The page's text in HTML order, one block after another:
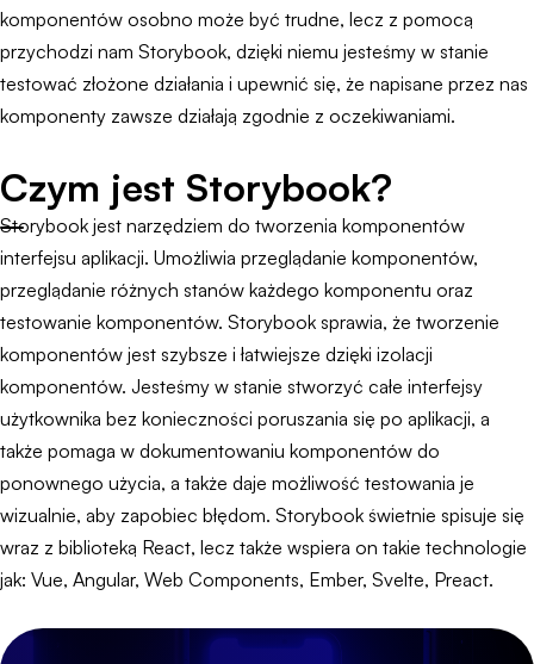
komponentów osobno może być trudne, lecz z pomocą
przychodzi nam Storybook, dzięki niemu jesteśmy w stanie
testować złożone działania i upewnić się, że napisane przez nas
komponenty zawsze działają zgodnie z oczekiwaniami.
Czym jest Storybook?
Storybook jest narzędziem do tworzenia komponentów
interfejsu aplikacji. Umożliwia przeglądanie komponentów,
przeglądanie różnych stanów każdego komponentu oraz
testowanie komponentów. Storybook sprawia, że tworzenie
komponentów jest szybsze i łatwiejsze dzięki izolacji
komponentów. Jesteśmy w stanie stworzyć całe interfejsy
użytkownika bez konieczności poruszania się po aplikacji, a
także pomaga w dokumentowaniu komponentów do
ponownego użycia, a także daje możliwość testowania je
wizualnie, aby zapobiec błędom. Storybook świetnie spisuje się
wraz z biblioteką React, lecz także wspiera on takie technologie
jak: Vue, Angular, Web Components, Ember, Svelte, Preact.